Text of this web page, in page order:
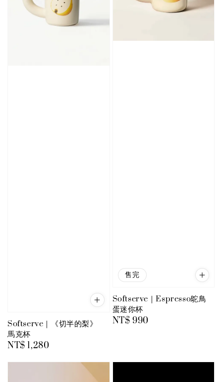
Softserve｜《切半的梨》
馬克杯
Regular
NT$ 1,280
售完
Softserve｜Espresso鴕鳥
蛋迷你杯
Regular
NT$ 990